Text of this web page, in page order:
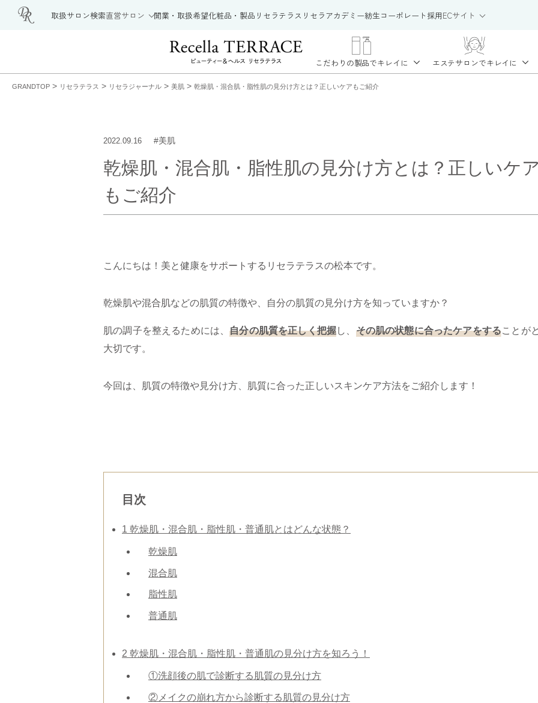
取扱サロン検索直営サロン 開業・取扱希望化粧品・製品 リセラテラス リセラアカデミー紡生コーポレート採用ECサイト
こだわりの製品でキレイに エステサロンでキレイに
GRANDTOP > リセラテラス > リセラジャーナル > 美肌 > 乾燥肌・混合肌・脂性肌の見分け方とは？正しいケアもご紹介
2022.09.16 #美肌
乾燥肌・混合肌・脂性肌の見分け方とは？正しいケ
もご紹介
こんにちは！美と健康をサポートするリセラテラスの松本です。
乾燥肌や混合肌などの肌質の特徴や、自分の肌質の見分け方を知っていますか？
肌の調子を整えるためには、自分の肌質を正しく把握し、 その肌の状態に合ったケアをすることが
大切です。
​今回は、肌質の特徴や見分け方、肌質に合った正しいスキンケア方法をご紹介します！
目次
1 乾燥肌・混合肌・脂性肌・普通肌とはどんな状態？
乾燥肌
混合肌
脂性肌
普通肌
2 乾燥肌・混合肌・脂性肌・普通肌の見分け方を知ろう！
①洗顔後の肌で診断する肌質の見分け方
②メイクの崩れ方から診断する肌質の見分け方